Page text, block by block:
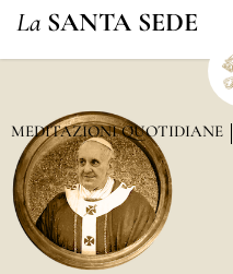
La SANTA SEDE
MEDITAZIONI QUOTIDIANE